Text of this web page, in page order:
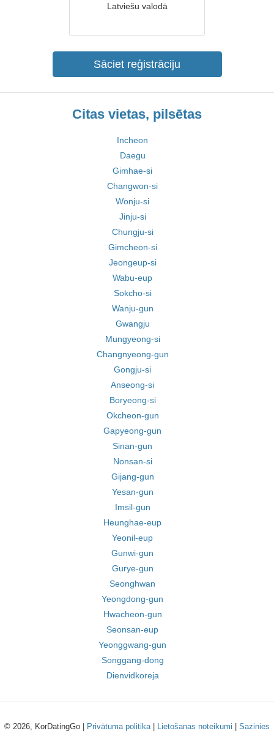
Latviešu valodā
Sāciet reģistrāciju
Citas vietas, pilsētas
Incheon
Daegu
Gimhae-si
Changwon-si
Wonju-si
Jinju-si
Chungju-si
Gimcheon-si
Jeongeup-si
Wabu-eup
Sokcho-si
Wanju-gun
Gwangju
Mungyeong-si
Changnyeong-gun
Gongju-si
Anseong-si
Boryeong-si
Okcheon-gun
Gapyeong-gun
Sinan-gun
Nonsan-si
Gijang-gun
Yesan-gun
Imsil-gun
Heunghae-eup
Yeonil-eup
Gunwi-gun
Gurye-gun
Seonghwan
Yeongdong-gun
Hwacheon-gun
Seonsan-eup
Yeonggwang-gun
Songgang-dong
Dienvidkoreja
© 2026, KorDatingGo | Privātuma politika| Lietošanas noteikumi Sazinies